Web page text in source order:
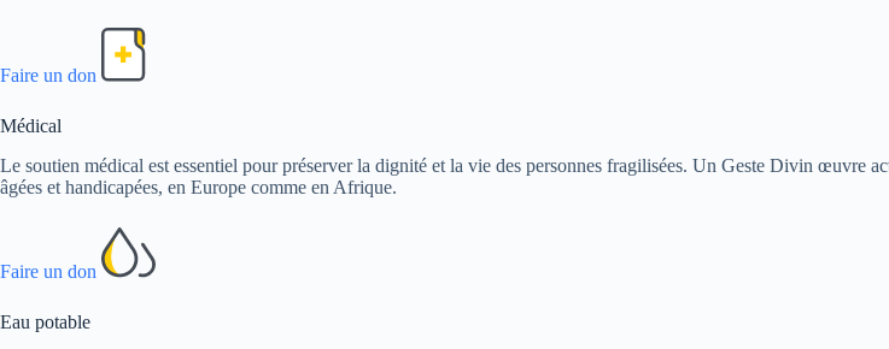
Faire un don
Médical
Le soutien médical est essentiel pour préserver la dignité et la vie des personnes fragilisées. Un Geste Divin œuvre
âgées et handicapées, en Europe comme en Afrique.
Faire un don
Eau potable